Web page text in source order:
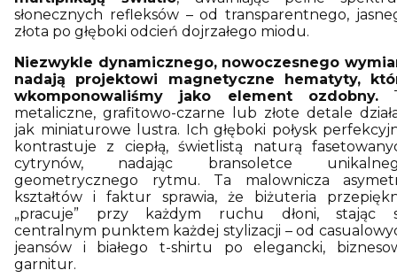
słonecznych refleksów – od transparentnego,
złota po głęboki odcień dojrzałego miodu.
Niezwykle dynamicznego, nowoczesnego
nadają projektowi magnetyczne hematyty,
wkomponowaliśmy jako element ozdobny.
metaliczne, grafitowo-czarne lub złote detale
jak miniaturowe lustra. Ich głęboki połysk
kontrastuje z ciepłą, świetlistą naturą
cytrynów, nadając bransoletce
geometrycznego rytmu. Ta malownicza
kształtów i faktur sprawia, że biżuteria
„pracuje” przy każdym ruchu dłoni, stając
centralnym punktem każdej stylizacji – od
jeansów i białego t-shirtu po elegancki,
garnitur.